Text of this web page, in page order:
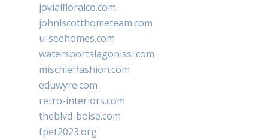
jovialfloralco.com
johnlscotthometeam.com
u-seehomes.com
watersportslagonissi.com
mischieffashion.com
eduwyre.com
retro-interiors.com
theblvd-boise.com
fpet2023.org